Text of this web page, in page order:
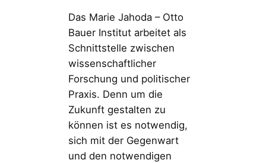
Das Marie Jahoda – Otto
Bauer Institut arbeitet als
Schnittstelle zwischen
wissenschaftlicher
Forschung und politischer
Praxis. Denn um die
Zukunft gestalten zu
können ist es notwendig,
sich mit der Gegenwart
und den notwendigen